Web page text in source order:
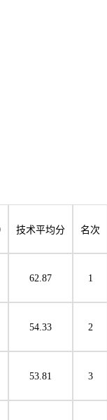
技术平均分 名次
62.87 1
54.33 2
53.81 3